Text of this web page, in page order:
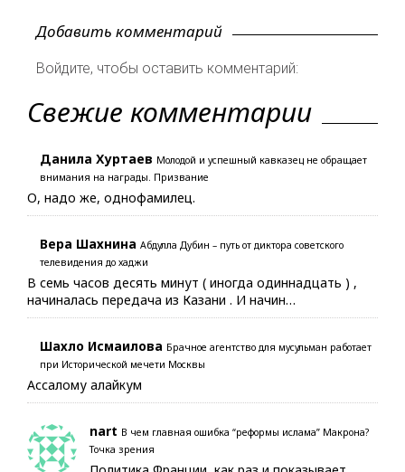
Добавить комментарий
Войдите, чтобы оставить комментарий:
Свежие комментарии
Данила Хуртаев Молодой и успешный кавказец не обращает
внимания на награды. Призвание
О, надо же, однофамилец.
Вера Шахнина Абдулла Дубин – путь от диктора советского
телевидения до хаджи
В семь часов десять минут ( иногда одиннадцать ) ,
начиналась передача из Казани . И начин…
Шахло Исмаилова Брачное агентство для мусульман работает
при Исторической мечети Москвы
Ассалому алайкум
nart В чем главная ошибка “реформы ислама” Макрона?
Точка зрения